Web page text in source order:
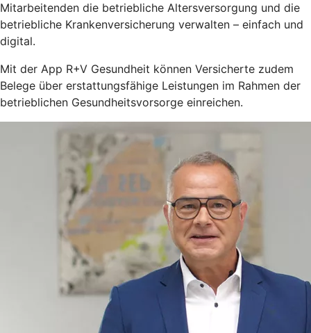
Mitarbeitenden die betriebliche Altersversorgung und die
betriebliche Krankenversicherung verwalten – einfach und
digital.
Mit der App R+V Gesundheit können Versicherte zudem
Belege über erstattungsfähige Leistungen im Rahmen der
betrieblichen Gesundheitsvorsorge einreichen.